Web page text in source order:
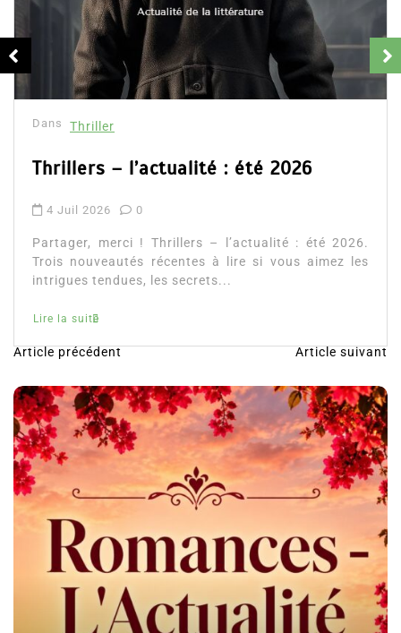
Dans Thriller
Thrillers – l’actualité : été 2026
4 Juil 2026 0
Partager, merci ! Thrillers – l’actualité : été 2026.
Trois nouveautés récentes à lire si vous aimez les
intrigues tendues, les secrets...
Lire la suite
N
a
v
i
g
a
t
Article précédent Article suivant